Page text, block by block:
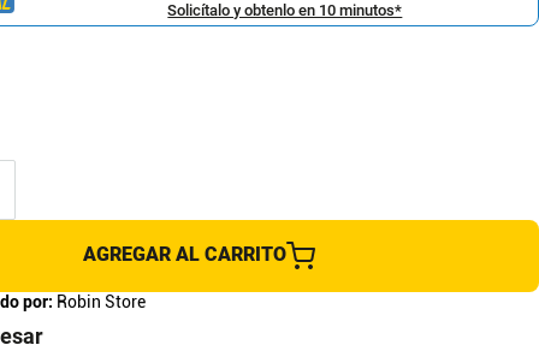
Solicítalo y obtenlo en 10 minutos*
AGREGAR AL CARRITO
por: Robin Store